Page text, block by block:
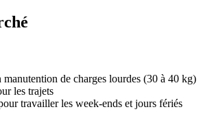
manutention de charges lourdes (30 à 40 kg)
les trajets
travailler les week-ends et jours fériés